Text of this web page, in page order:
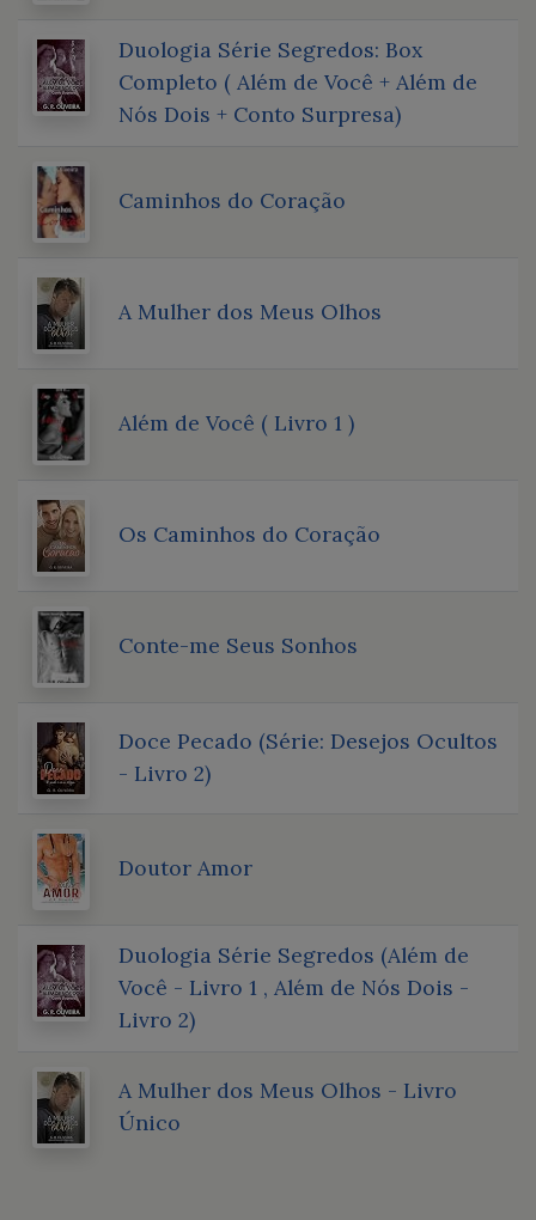
Duologia Série Segredos: Box
Completo ( Além de Você + Além de
Nós Dois + Conto Surpresa)
Caminhos do Coração
A Mulher dos Meus Olhos
Além de Você ( Livro 1 )
Os Caminhos do Coração
Conte-me Seus Sonhos
Doce Pecado (Série: Desejos Ocultos
- Livro 2)
Doutor Amor
Duologia Série Segredos (Além de
Você - Livro 1 , Além de Nós Dois -
Livro 2)
A Mulher dos Meus Olhos - Livro
Único